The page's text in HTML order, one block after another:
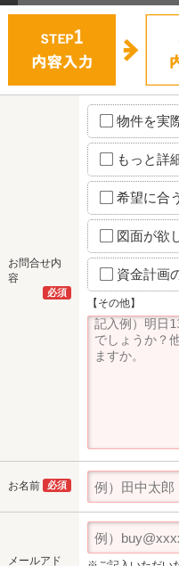
お問合せ内
容
必須
物件を実
もっと詳
希望に合
図面が欲
資金計画
【その他】
お名前 必須
メールアド